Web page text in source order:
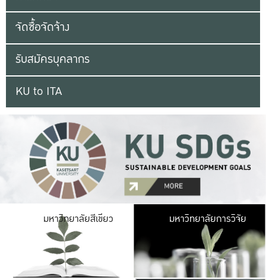
จัดซื้อจัดจ้าง
รับสมัครบุคลากร
KU to ITA
มหาวิทยาลัยสีเขียว มหาวิ
มีพื้นที่เขียวสดใส
เป็นป่าในเมือง เกษต
มหาวิทยาลัยการวิจัย